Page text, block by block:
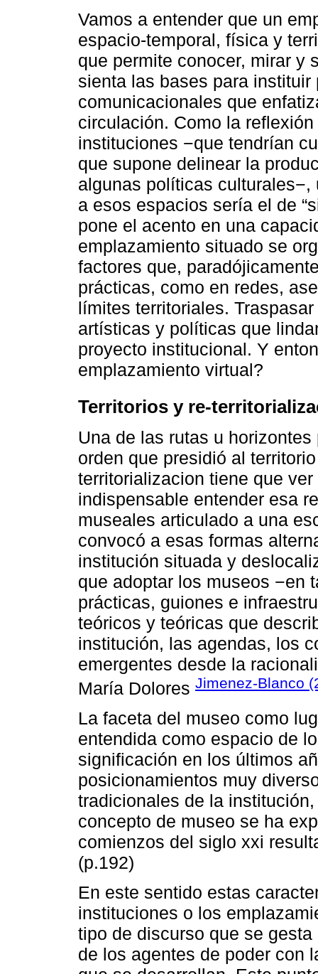
Vamos a entender que un
espacio-temporal, física y
que permite conocer, mirar y
sienta las bases para
comunicacionales que
circulación. Como la
instituciones −que tendrían
que supone delinear la
algunas políticas
a esos espacios sería el de
pone el acento en una
emplazamiento situado se
factores que,
prácticas, como en redes,
límites territoriales.
artísticas y políticas que
proyecto institucional. Y
emplazamiento virtual?
Territorios y re-
Una de las rutas u
orden que presidió al
territorializacion tiene que
indispensable entender esa
museales articulado a una
convocó a esas formas
institución situada y
que adoptar los museos −en
prácticas, guiones e
teóricos y teóricas que
institución, las agendas, los
emergentes desde la
María Dolores Jimenez-Blanco
La faceta del museo como
entendida como espacio de
significación en los últimos
posicionamientos muy
tradicionales de la
concepto de museo se ha
comienzos del siglo xxi
(p.192)
En este sentido estas
instituciones o los
tipo de discurso que se
de los agentes de poder con